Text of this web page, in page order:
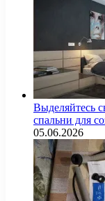
Выделяйтесь
спальни для
05.06.2026